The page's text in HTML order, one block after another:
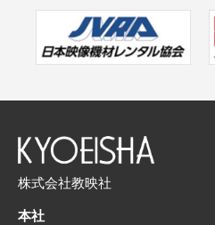
株式会社教映社
本社